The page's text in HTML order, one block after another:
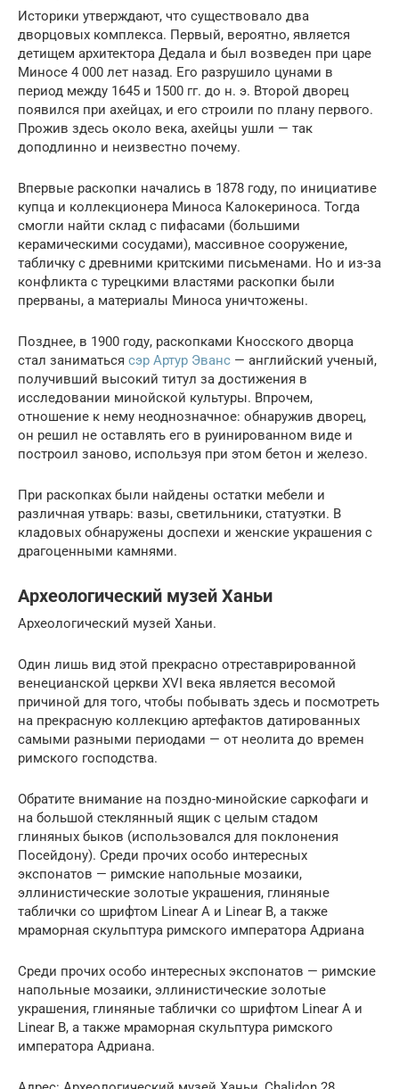
Историки утверждают, что существовало два
дворцовых комплекса. Первый, вероятно, является
детищем архитектора Дедала и был возведен при царе
Миносе 4 000 лет назад. Его разрушило цунами в
период между 1645 и 1500 гг. до н. э. Второй дворец
появился при ахейцах, и его строили по плану первого.
Прожив здесь около века, ахейцы ушли — так
доподлинно и неизвестно почему.
Впервые раскопки начались в 1878 году, по инициативе
купца и коллекционера Миноса Калокериноса. Тогда
смогли найти склад с пифасами (большими
керамическими сосудами), массивное сооружение,
табличку с древними критскими письменами. Но и из-за
конфликта с турецкими властями раскопки были
прерваны, а материалы Миноса уничтожены.
Позднее, в 1900 году, раскопками Кносского дворца
стал заниматься сэр Артур Эванс — английский ученый,
получивший высокий титул за достижения в
исследовании минойской культуры. Впрочем,
отношение к нему неоднозначное: обнаружив дворец,
он решил не оставлять его в руинированном виде и
построил заново, используя при этом бетон и железо.
При раскопках были найдены остатки мебели и
различная утварь: вазы, светильники, статуэтки. В
кладовых обнаружены доспехи и женские украшения с
драгоценными камнями.
Археологический музей Ханьи
Археологический музей Ханьи.
Один лишь вид этой прекрасно отреставрированной
венецианской церкви XVI века является весомой
причиной для того, чтобы побывать здесь и посмотреть
на прекрасную коллекцию артефактов датированных
самыми разными периодами — от неолита до времен
римского господства.
Обратите внимание на поздно-минойские саркофаги и
на большой стеклянный ящик с целым стадом
глиняных быков (использовался для поклонения
Посейдону). Среди прочих особо интересных
экспонатов — римские напольные мозаики,
эллинистические золотые украшения, глиняные
таблички со шрифтом Linear A и Linear B, а также
мраморная скульптура римского императора Адриана
Среди прочих особо интересных экспонатов — римские
напольные мозаики, эллинистические золотые
украшения, глиняные таблички со шрифтом Linear A и
Linear B, а также мраморная скульптура римского
императора Адриана.